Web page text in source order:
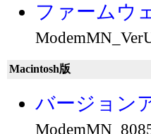
ファームウ
Macintosh版
バージョン